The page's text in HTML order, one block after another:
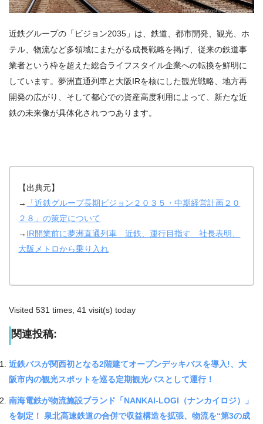
近鉄グループの「ビジョン2035」は、鉄道、都市開発、観光、ホ
テル、物流など多領域にまたがる成長戦略を掲げ、従来の鉄道事
業者という枠を超えた総合ライフスタイル企業への転換を鮮明に
しています。夢洲直通列車と大阪IRを核にした観光戦略、地方再
開発の広がり、そして都心での資産高度利用によって、新たな近
鉄の未来像が具体化されつつあります。
【出典元】
→
「近鉄グループ長期ビジョン２０３５・中期経営計画２０
２８」の策定について
→ IR開業前に夢洲直通列車 近鉄、運行目指す 社長表明、
大阪メトロから乗り入れ
Visited 531 times, 41 visit(s) today
関連投稿:
近鉄バスが関西初となる2階建てオープンデッキバスを導入!、大
阪市内の観光スポットを巡る定期観光バスとして運行！
南海電鉄が物流施設ブランド「NANKAI-LOGI（ナンカイロジ）」
を制定！ 泉北高速鉄道の合併で収益構造を拡張、物流を“第3の成